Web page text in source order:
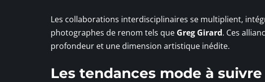
Les collaborations interdisciplinaires se multiplient,
photographes de renom tels que Greg Girard. Ces
profondeur et une dimension artistique inédite.
Les tendances mode à suivre